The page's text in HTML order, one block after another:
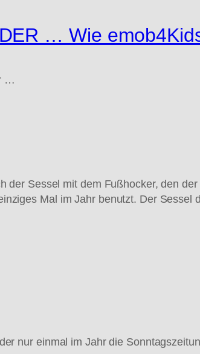
… Wie
…
Sessel mit dem Fußhocker, den
Mal im Jahr benutzt. Der Sessel
nur einmal im Jahr die